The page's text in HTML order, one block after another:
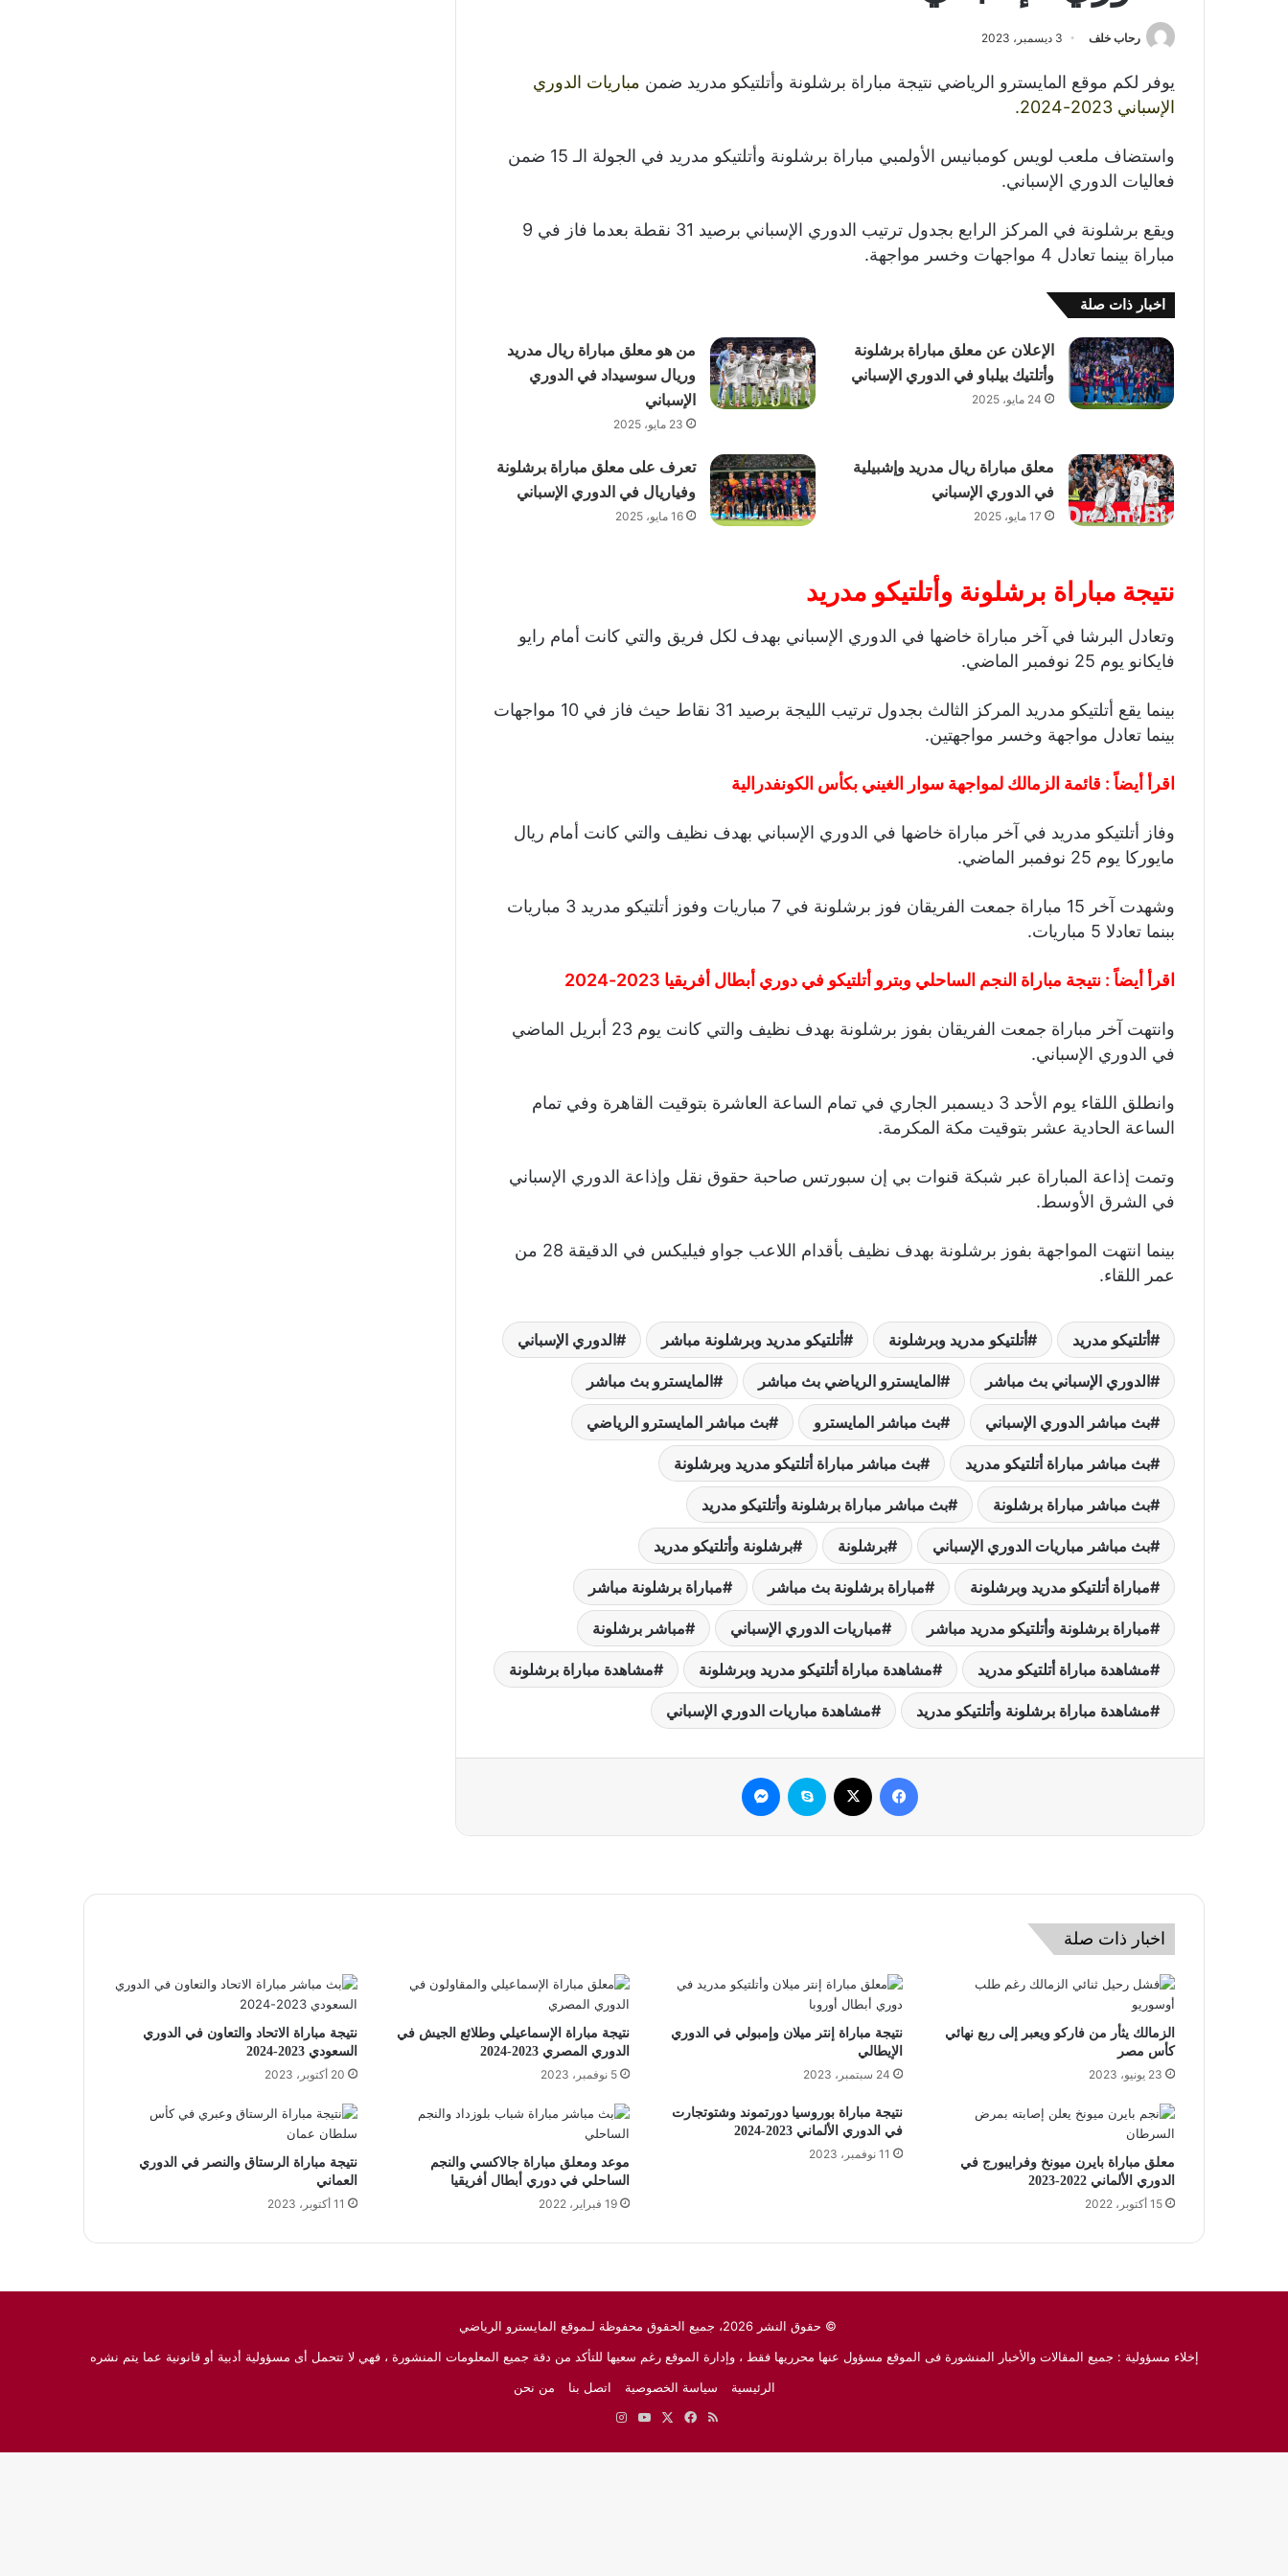
رحاب خلف 3 ديسمبر، 2023
يوفر لكم موقع المايسترو الرياضي نتيجة مباراة برشلونة وأتلتيكو مدريد ضمن مباريات الدوري
الإسباني 2023-2024.
واستضاف ملعب لويس كومبانيس الأولمبي مباراة برشلونة وأتلتيكو مدريد في الجولة الـ 15 ضمن
فعاليات الدوري الإسباني.
ويقع برشلونة في المركز الرابع بجدول ترتيب الدوري الإسباني برصيد 31 نقطة بعدما فاز في 9
مباراة بينما تعادل 4 مواجهات وخسر مواجهة.
اخبار ذات صلة
الإعلان عن معلق مباراة برشلونة
وأتلتيك بيلباو في الدوري الإسباني
24 مايو، 2025
من هو معلق مباراة ريال مدريد
وريال سوسيداد في الدوري
الإسباني
23 مايو، 2025
معلق مباراة ريال مدريد وإشبيلية
في الدوري الإسباني
17 مايو، 2025
تعرف على معلق مباراة برشلونة
وفياريال في الدوري الإسباني
16 مايو، 2025
نتيجة مباراة برشلونة وأتلتيكو مدريد
وتعادل البرشا في آخر مباراة خاضها في الدوري الإسباني بهدف لكل فريق والتي كانت أمام رايو
فايكانو يوم 25 نوفمبر الماضي.
بينما يقع أتلتيكو مدريد المركز الثالث بجدول ترتيب الليجة برصيد 31 نقاط حيث فاز في 10 مواجهات
بينما تعادل مواجهة وخسر مواجهتين.
اقرأ أيضاً : قائمة الزمالك لمواجهة سوار الغيني بكأس الكونفدرالية
وفاز أتلتيكو مدريد في آخر مباراة خاضها في الدوري الإسباني بهدف نظيف والتي كانت أمام ريال
مايوركا يوم 25 نوفمبر الماضي.
وشهدت آخر 15 مباراة جمعت الفريقان فوز برشلونة في 7 مباريات وفوز أتلتيكو مدريد 3 مباريات
ببنما تعادلا 5 مباريات.
اقرأ أيضاً : نتيجة مباراة النجم الساحلي وبترو أتلتيكو في دوري أبطال أفريقيا 2023-2024
وانتهت آخر مباراة جمعت الفريقان بفوز برشلونة بهدف نظيف والتي كانت يوم 23 أبريل الماضي
في الدوري الإسباني.
وانطلق اللقاء يوم الأحد 3 ديسمبر الجاري في تمام الساعة العاشرة بتوقيت القاهرة وفي تمام
الساعة الحادية عشر بتوقيت مكة المكرمة.
وتمت إذاعة المباراة عبر شبكة قنوات بي إن سبورتس صاحبة حقوق نقل وإذاعة الدوري الإسباني
في الشرق الأوسط.
بينما انتهت المواجهة بفوز برشلونة بهدف نظيف بأقدام اللاعب جواو فيليكس في الدقيقة 28 من
عمر اللقاء.
أتلتيكو مدريد أتلتيكو مدريد وبرشلونة أتلتيكو مدريد وبرشلونة مباشر الدوري الإسباني
الدوري الإسباني بث مباشر المايسترو الرياضي بث مباشر المايسترو بث مباشر
بث مباشر الدوري الإسباني بث مباشر المايسترو بث مباشر المايسترو الرياضي
بث مباشر مباراة أتلتيكو مدريد بث مباشر مباراة أتلتيكو مدريد وبرشلونة
بث مباشر مباراة برشلونة بث مباشر مباراة برشلونة وأتلتيكو مدريد
بث مباشر مباريات الدوري الإسباني برشلونة برشلونة وأتلتيكو مدريد
مباراة أتلتيكو مدريد وبرشلونة مباراة برشلونة بث مباشر مباراة برشلونة مباشر
مباراة برشلونة وأتلتيكو مدريد مباشر مباريات الدوري الإسباني مباشر برشلونة
مشاهدة مباراة أتلتيكو مدريد مشاهدة مباراة أتلتيكو مدريد وبرشلونة مشاهدة مباراة برشلونة
مشاهدة مباراة برشلونة وأتلتيكو مدريد مشاهدة مباريات الدوري الإسباني
فيسبوك سكايب
اخبار ذات صلة
الزمالك يثأر من فاركو ويعبر إلى ربع نهائي
كأس مصر
23 يونيو، 2023
نتيجة مباراة إنتر ميلان وإمبولي في الدوري
الإيطالي
24 سبتمبر، 2023
نتيجة مباراة الإسماعيلي وطلائع الجيش في
الدوري المصري 2023-2024
5 نوفمبر، 2023
نتيجة مباراة الاتحاد والتعاون في الدوري
السعودي 2023-2024
20 أكتوبر، 2023
معلق مباراة بايرن ميونخ وفرايبورج في
الدوري الألماني 2022-2023
15 أكتوبر، 2022
نتيجة مباراة بوروسيا دورتموند وشتوتجارت
في الدوري الألماني 2023-2024
11 نوفمبر، 2023
موعد ومعلق مباراة جالاكسي والنجم
الساحلي في دوري أبطال أفريقيا
19 فبراير، 2022
نتيجة مباراة الرستاق والنصر في الدوري
العماني
11 أكتوبر، 2023
© حقوق النشر 2026، جميع الحقوق محفوظة لـموقع المايسترو الرياضي
إخلاء مسؤولية : جميع المقالات والأخبار المنشورة فى الموقع مسؤول عنها محرريها فقط ، وإدارة الموقع رغم سعيها للتأكد من دقة جميع المعلومات المنشورة ، فهي لا تتحمل أى مسؤولية أدبية أو قانونية عما يتم نشره
الرئيسية
سياسة الخصوصية اتصل بنا
من نحن
ملخصفيسبوك ‫YouTubeانستقرام